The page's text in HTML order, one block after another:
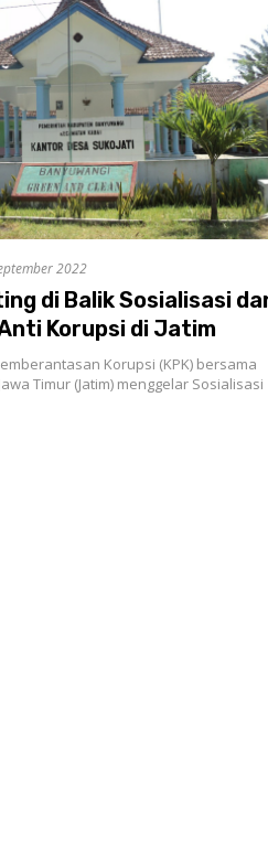
2022
di Balik Sosialisasi
Korupsi di Jatim
Korupsi (KPK) bersama
Timur (Jatim) menggelar Sosialisasi